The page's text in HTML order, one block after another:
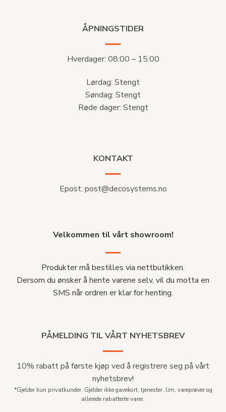
ÅPNINGSTIDER
Hverdager: 08:00 – 15:00
Lørdag: Stengt
Søndag: Stengt
Røde dager: Stengt
KONTAKT
Epost: post@decosystems.no
Velkommen til vårt showroom!
Produkter må bestilles via nettbutikken.
Dersom du ønsker å hente varene selv, vil du motta en
SMS når ordren er klar for henting.
PÅMELDING TIL VÅRT NYHETSBREV
10% rabatt på første kjøp ved å registrere seg på vårt
nyhetsbrev!
*Gjelder kun privatkunder. Gjelder ikke gavekort, tjenester, lim, vareprøver og
allerede rabatterte varer.